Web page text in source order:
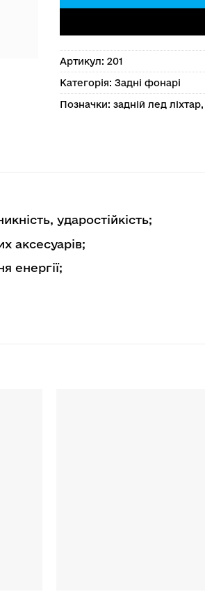
Артикул: 201
Категорія: Задні фонарі
Позначки: задній лед ліхтар
ударостійкість;
аксесуарів;
енергії;